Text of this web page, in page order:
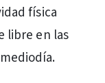
física
libre en las